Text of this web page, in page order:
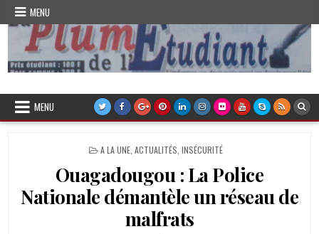
Skip
content
MENU
Plume de l'Etudiant
MENU
POSTED
A LA UNE ACTUALITÉS INSÉCURITÉ
Ouagadougou : La Police
Nationale démantèle un réseau de
malfrats